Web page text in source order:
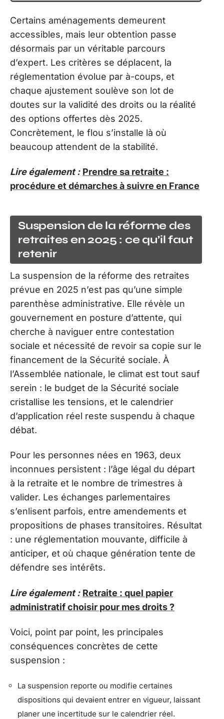
Certains aménagements demeurent
accessibles, mais leur obtention passe
désormais par un véritable parcours
d’expert. Les critères se déplacent, la
réglementation évolue par à-coups, et
chaque ajustement soulève son lot de
doutes sur la validité des droits ou la réalité
des options offertes dès 2025.
Concrètement, le flou s’installe là où
beaucoup attendent de la stabilité.
Lire également : Prendre sa retraite :
procédure et démarches à suivre en France
Suspension de la réforme des
retraites en 2025 : ce qu’il faut
retenir
La suspension de la réforme des retraites
prévue en 2025 n’est pas qu’une simple
parenthèse administrative. Elle révèle un
gouvernement en posture d’attente, qui
cherche à naviguer entre contestation
sociale et nécessité de revoir sa copie sur le
financement de la Sécurité sociale. À
l’Assemblée nationale, le climat est tout sauf
serein : le budget de la Sécurité sociale
cristallise les tensions, et le calendrier
d’application réel reste suspendu à chaque
débat.
Pour les personnes nées en 1963, deux
inconnues persistent : l’âge légal du départ
à la retraite et le nombre de trimestres à
valider. Les échanges parlementaires
s’enlisent parfois, entre amendements et
propositions de phases transitoires. Résultat
: une réglementation mouvante, difficile à
anticiper, et où chaque génération tente de
défendre ses intérêts.
Lire également : Retraite : quel papier
administratif choisir pour mes droits ?
Voici, point par point, les principales
conséquences concrètes de cette
suspension :
La suspension reporte ou modifie certaines
dispositions qui devaient entrer en vigueur, laissant
planer une incertitude sur le calendrier réel.